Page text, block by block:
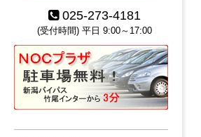
025-273-4181
(受付時間) 平日 9:00～17:00